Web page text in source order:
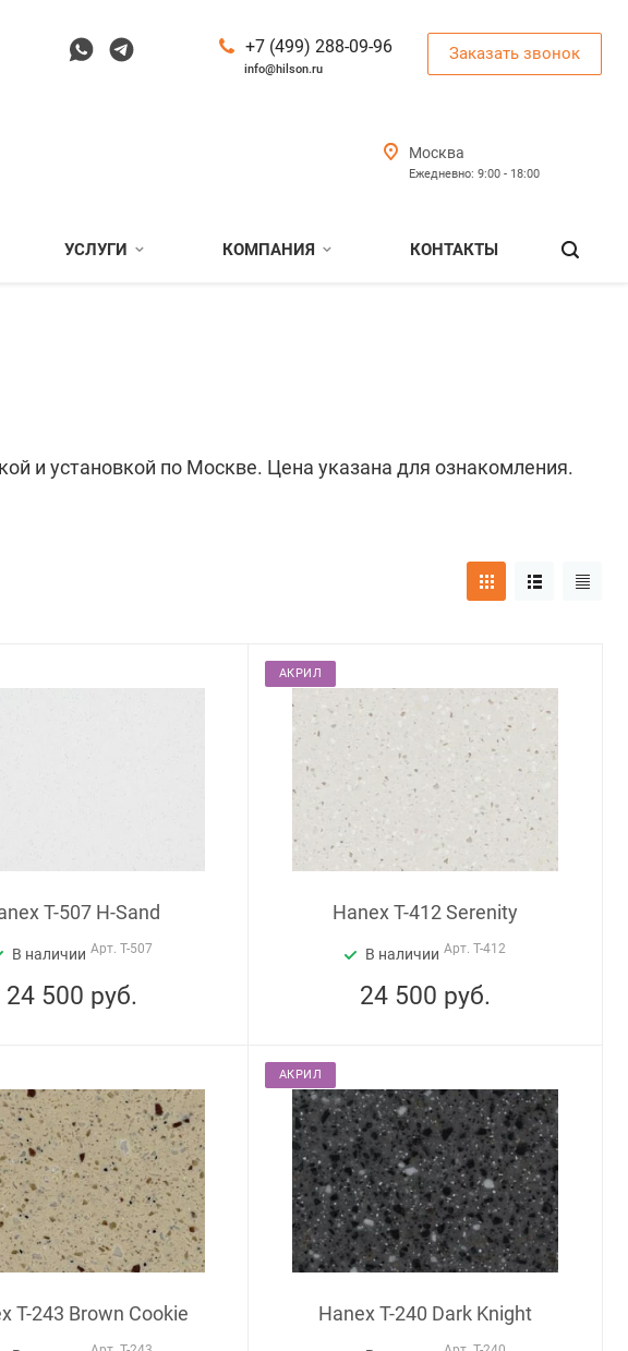
+7 (499) 288-09-96
info@hilson.ru
Заказать звонок
Москва
Ежедневно: 9:00 - 18:00
УСЛУГИ КОМПАНИЯ КОНТАКТЫ
и установкой по Москве. Цена указана для ознакомления.
T-507 H-Sand
В наличии Арт. T-507
24 500 руб.
АКРИЛ
Hanex T-412 Serenity
В наличии Арт. T-412
24 500 руб.
T-243 Brown Cookie
АКРИЛ
Hanex T-240 Dark Knight